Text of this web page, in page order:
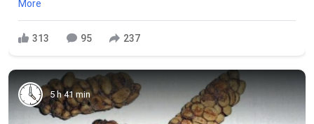
More
313 95 237
5 h 41 min